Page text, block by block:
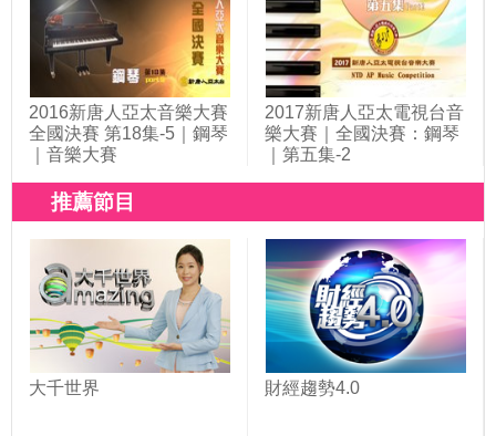
2016新唐人亞太音樂大賽
全國決賽 第18集-5｜鋼琴
｜音樂大賽
2017新唐人亞太電視台音
樂大賽｜全國決賽：鋼琴
｜第五集-2
推薦節目
大千世界 財經趨勢4.0